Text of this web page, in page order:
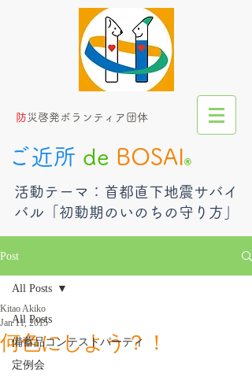
​ 防災啓発ボランティア団体
ご近所 de BOSAI®︎
​活動テーマ：首都直下地震サバイ
バル「初動期のいのちの守り方」
Post
All Posts
備蓄品コンテストパーティ
定例会
All Posts
何色にしよう？！
Kitao Akiko
Jan 11, 2015